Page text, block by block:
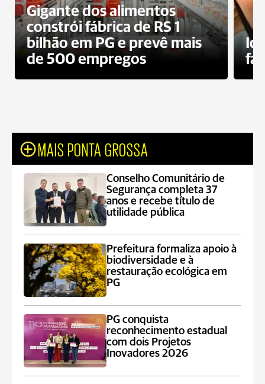
Gigante dos alimentos
constrói fábrica de RS 1
bilhão em PG e prevê mais
de 500 empregos
MAIS PONTA GROSSA
Conselho Comunitário de
Segurança completa 37
anos e recebe título de
utilidade pública
Prefeitura formaliza apoio à
biodiversidade e à
restauração ecológica em
PG
PG conquista
reconhecimento estadual
com dois Projetos
Inovadores 2026